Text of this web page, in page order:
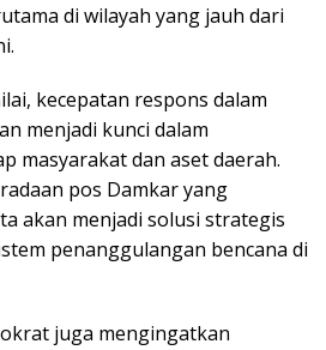
di wilayah yang jauh dari
kecepatan respons dalam
menjadi kunci dalam
masyarakat dan aset daerah.
pos Damkar yang
akan menjadi solusi strategis
penanggulangan bencana di
juga mengingatkan